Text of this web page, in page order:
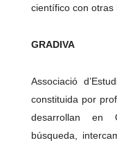
científico con otras
GRADIVA
Associació
constituida por
desarrollan en
búsqueda,